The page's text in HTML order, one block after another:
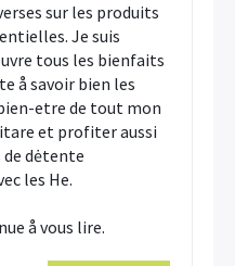
sur les produits
Je suis
tous les bienfaits
å savoir bien les
etre de tout mon
et profiter aussi
de dėtente
les He.
å vous lire.